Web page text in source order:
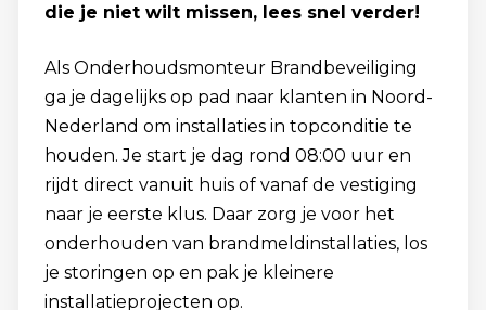
die je niet wilt missen, lees snel verder!
Als Onderhoudsmonteur Brandbeveiliging
ga je dagelijks op pad naar klanten in Noord-
Nederland om installaties in topconditie te
houden. Je start je dag rond 08:00 uur en
rijdt direct vanuit huis of vanaf de vestiging
naar je eerste klus. Daar zorg je voor het
onderhouden van brandmeldinstallaties, los
je storingen op en pak je kleinere
installatieprojecten op.